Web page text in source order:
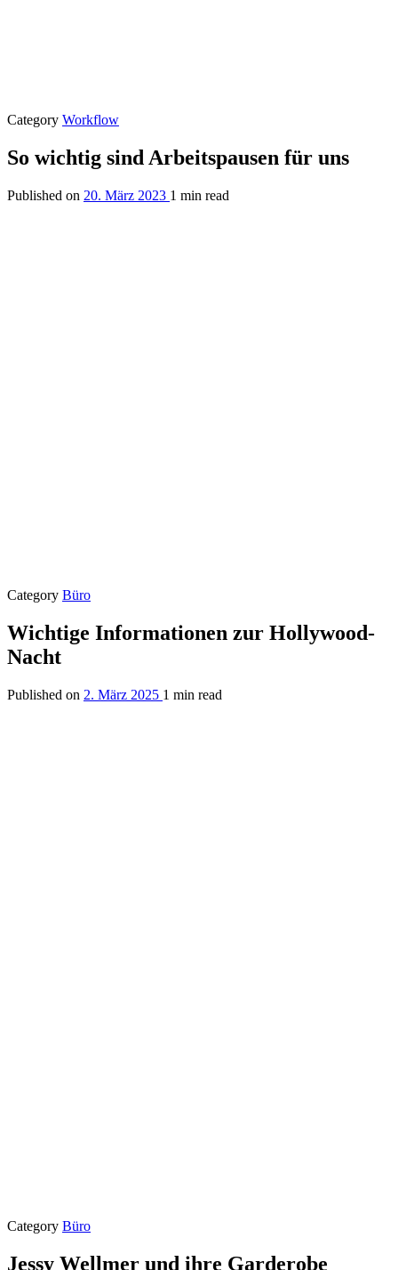
Category Workflow
So wichtig sind Arbeitspausen für uns
Published on 20. März 2023 1 min read
Category Büro
Wichtige Informationen zur Hollywood-
Nacht
Published on 2. März 2025 1 min read
Category Büro
Jessy Wellmer und ihre Garderobe